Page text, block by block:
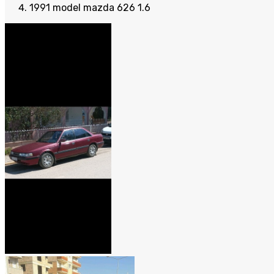
1991 model mazda 626 1.6